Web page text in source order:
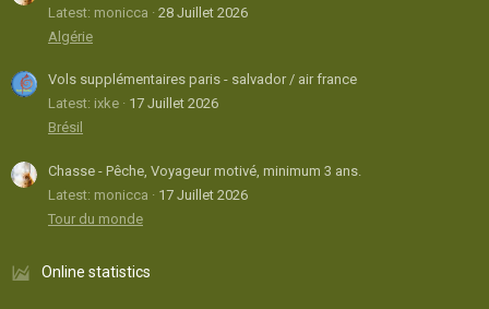
Latest: monicca
28 Juillet 2026
Algérie
Vols supplémentaires paris - salvador / air france
Latest: ixke
17 Juillet 2026
Brésil
Chasse - Pêche, Voyageur motivé, minimum 3 ans.
Latest: monicca
17 Juillet 2026
Tour du monde
Online statistics